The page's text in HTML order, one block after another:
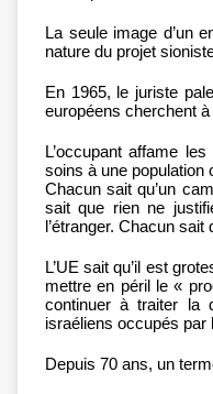
La seule image d’un
nature du projet
En 1965, le juriste
européens cherchent
L’occupant affame
soins à une population
Chacun sait qu’un
sait que rien ne
l’étranger. Chacun
L’UE sait qu’il est
mettre en péril le «
continuer à traiter la
israéliens occupés par
Depuis 70 ans, un